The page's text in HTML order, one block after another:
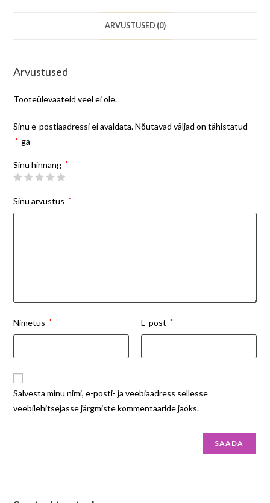
ARVUSTUSED (0)
Arvustused
Tooteülevaateid veel ei ole.
Sinu e-postiaadressi ei avaldata. Nõutavad väljad on tähistatud
*-ga
Sinu hinnang *
Sinu arvustus *
Nimetus * E-post *
Salvesta minu nimi, e-posti- ja veebiaadress sellesse
veebilehitsejasse järgmiste kommentaaride jaoks.